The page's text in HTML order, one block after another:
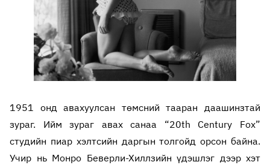
1951 онд авахуулсан төмсний тааран даашинзтай
зураг. Ийм зураг авах санаа “20th Century Fox”
студийн пиар хэлтсийн даргын толгойд орсон байна.
Учир нь Монро Беверли-Хиллзийн үдэшлэг дээр хэт